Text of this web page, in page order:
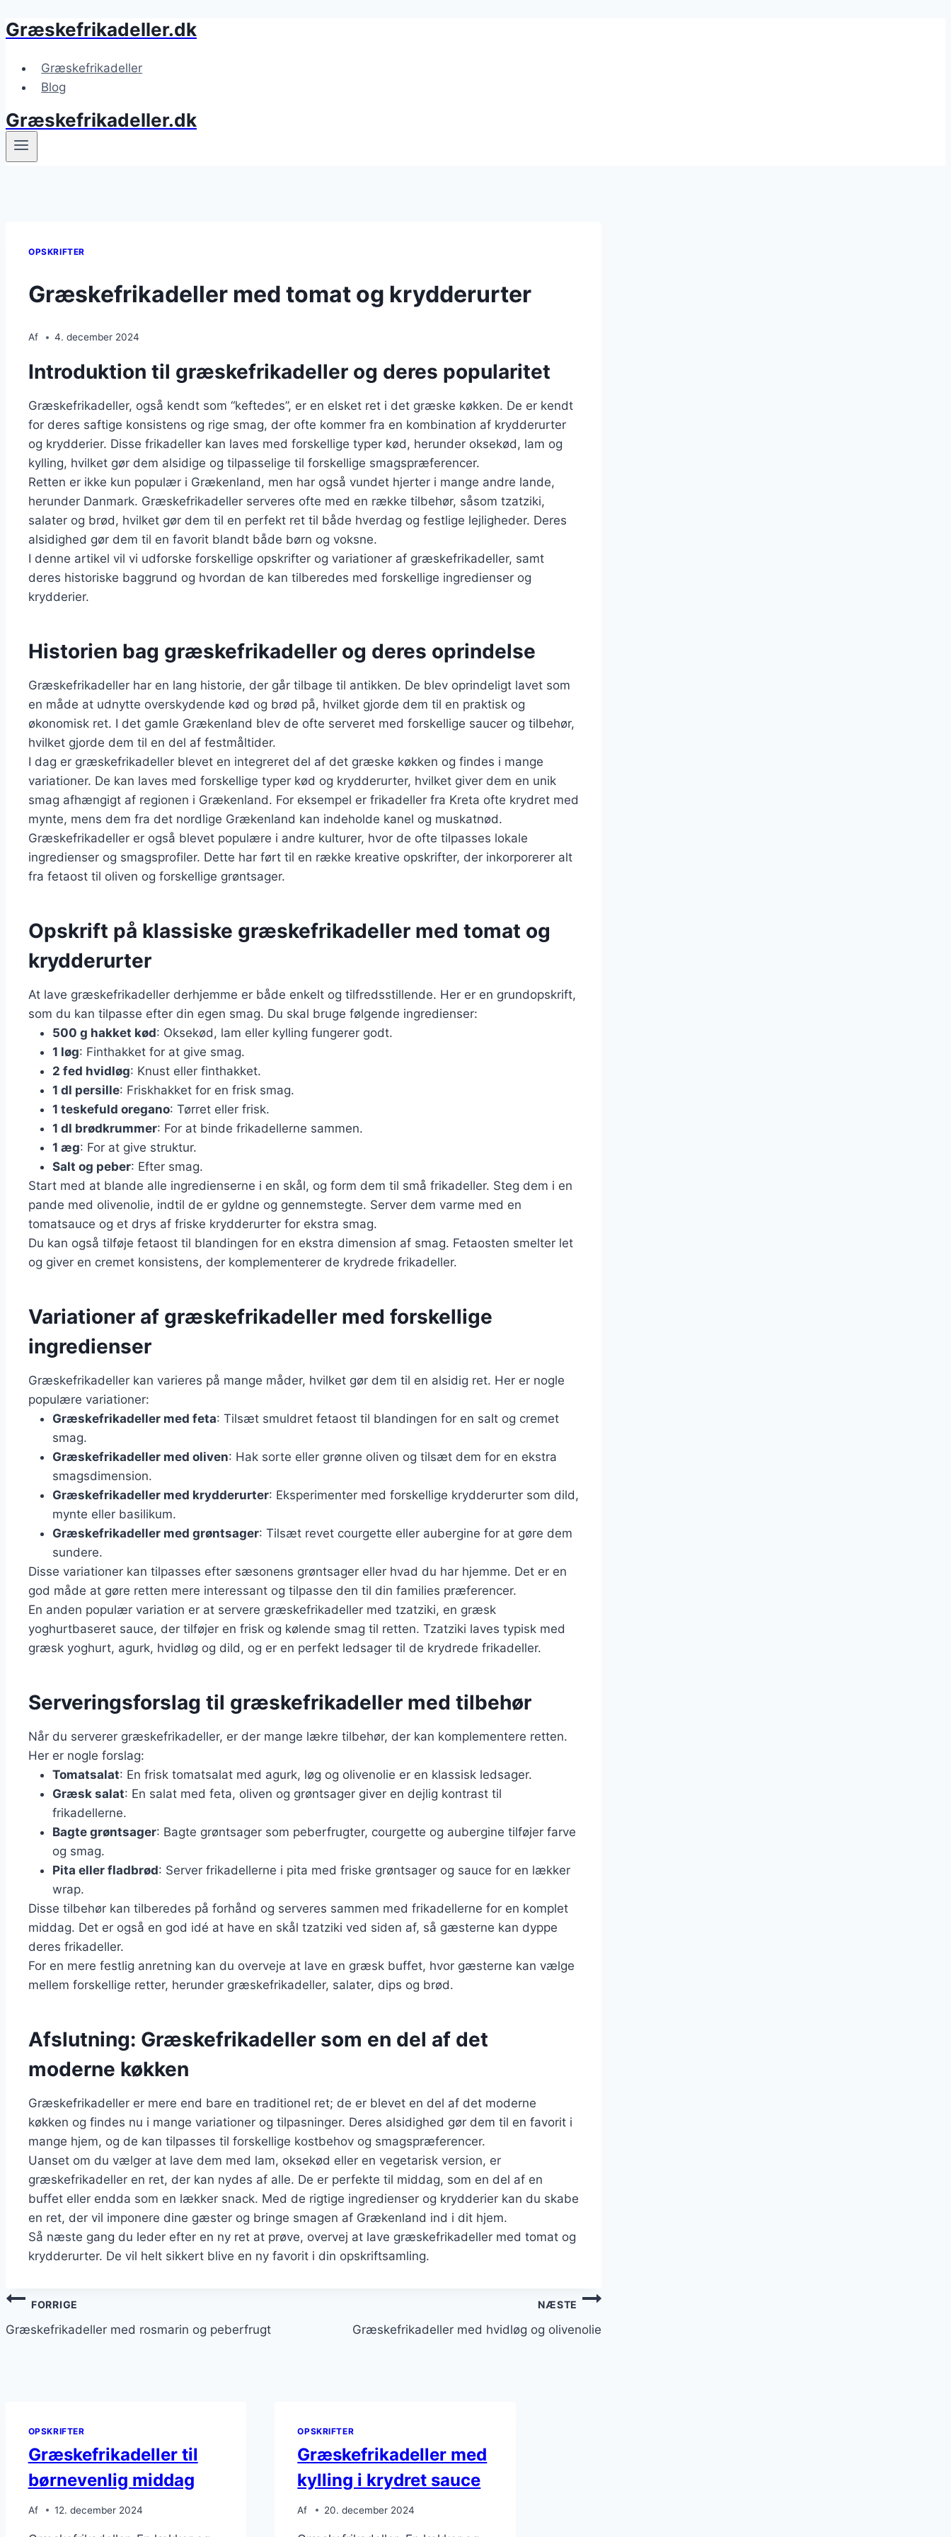
Fortsæt
indhold
Græskefrikadeller.dk
Græskefrikadeller
Blog
Græskefrikadeller.dk
OPSKRIFTER
Græskefrikadeller med tomat og krydderurter
Af 4. december 2024
Introduktion til græskefrikadeller og deres popularitet
Græskefrikadeller, også kendt som “keftedes”, er en elsket ret i det græske køkken. De er kendt
for deres saftige konsistens og rige smag, der ofte kommer fra en kombination af krydderurter
og krydderier. Disse frikadeller kan laves med forskellige typer kød, herunder oksekød, lam og
kylling, hvilket gør dem alsidige og tilpasselige til forskellige smagspræferencer.
Retten er ikke kun populær i Grækenland, men har også vundet hjerter i mange andre lande,
herunder Danmark. Græskefrikadeller serveres ofte med en række tilbehør, såsom tzatziki,
salater og brød, hvilket gør dem til en perfekt ret til både hverdag og festlige lejligheder. Deres
alsidighed gør dem til en favorit blandt både børn og voksne.
I denne artikel vil vi udforske forskellige opskrifter og variationer af græskefrikadeller, samt
deres historiske baggrund og hvordan de kan tilberedes med forskellige ingredienser og
krydderier.
Historien bag græskefrikadeller og deres oprindelse
Græskefrikadeller har en lang historie, der går tilbage til antikken. De blev oprindeligt lavet som
en måde at udnytte overskydende kød og brød på, hvilket gjorde dem til en praktisk og
økonomisk ret. I det gamle Grækenland blev de ofte serveret med forskellige saucer og tilbehør,
hvilket gjorde dem til en del af festmåltider.
I dag er græskefrikadeller blevet en integreret del af det græske køkken og findes i mange
variationer. De kan laves med forskellige typer kød og krydderurter, hvilket giver dem en unik
smag afhængigt af regionen i Grækenland. For eksempel er frikadeller fra Kreta ofte krydret med
mynte, mens dem fra det nordlige Grækenland kan indeholde kanel og muskatnød.
Græskefrikadeller er også blevet populære i andre kulturer, hvor de ofte tilpasses lokale
ingredienser og smagsprofiler. Dette har ført til en række kreative opskrifter, der inkorporerer alt
fra fetaost til oliven og forskellige grøntsager.
Opskrift på klassiske græskefrikadeller med tomat og
krydderurter
At lave græskefrikadeller derhjemme er både enkelt og tilfredsstillende. Her er en grundopskrift,
som du kan tilpasse efter din egen smag. Du skal bruge følgende ingredienser:
500 g hakket kød: Oksekød, lam eller kylling fungerer godt.
1 løg: Finthakket for at give smag.
2 fed hvidløg: Knust eller finthakket.
1 dl persille: Friskhakket for en frisk smag.
1 teskefuld oregano: Tørret eller frisk.
1 dl brødkrummer: For at binde frikadellerne sammen.
1 æg: For at give struktur.
Salt og peber: Efter smag.
Start med at blande alle ingredienserne i en skål, og form dem til små frikadeller. Steg dem i en
pande med olivenolie, indtil de er gyldne og gennemstegte. Server dem varme med en
tomatsauce og et drys af friske krydderurter for ekstra smag.
Du kan også tilføje fetaost til blandingen for en ekstra dimension af smag. Fetaosten smelter let
og giver en cremet konsistens, der komplementerer de krydrede frikadeller.
Variationer af græskefrikadeller med forskellige
ingredienser
Græskefrikadeller kan varieres på mange måder, hvilket gør dem til en alsidig ret. Her er nogle
populære variationer:
Græskefrikadeller med feta: Tilsæt smuldret fetaost til blandingen for en salt og cremet
smag.
Græskefrikadeller med oliven: Hak sorte eller grønne oliven og tilsæt dem for en ekstra
smagsdimension.
Græskefrikadeller med krydderurter: Eksperimenter med forskellige krydderurter som dild,
mynte eller basilikum.
Græskefrikadeller med grøntsager: Tilsæt revet courgette eller aubergine for at gøre dem
sundere.
Disse variationer kan tilpasses efter sæsonens grøntsager eller hvad du har hjemme. Det er en
god måde at gøre retten mere interessant og tilpasse den til din families præferencer.
En anden populær variation er at servere græskefrikadeller med tzatziki, en græsk
yoghurtbaseret sauce, der tilføjer en frisk og kølende smag til retten. Tzatziki laves typisk med
græsk yoghurt, agurk, hvidløg og dild, og er en perfekt ledsager til de krydrede frikadeller.
Serveringsforslag til græskefrikadeller med tilbehør
Når du serverer græskefrikadeller, er der mange lækre tilbehør, der kan komplementere retten.
Her er nogle forslag:
Tomatsalat: En frisk tomatsalat med agurk, løg og olivenolie er en klassisk ledsager.
Græsk salat: En salat med feta, oliven og grøntsager giver en dejlig kontrast til
frikadellerne.
Bagte grøntsager: Bagte grøntsager som peberfrugter, courgette og aubergine tilføjer farve
og smag.
Pita eller fladbrød: Server frikadellerne i pita med friske grøntsager og sauce for en lækker
wrap.
Disse tilbehør kan tilberedes på forhånd og serveres sammen med frikadellerne for en komplet
middag. Det er også en god idé at have en skål tzatziki ved siden af, så gæsterne kan dyppe
deres frikadeller.
For en mere festlig anretning kan du overveje at lave en græsk buffet, hvor gæsterne kan vælge
mellem forskellige retter, herunder græskefrikadeller, salater, dips og brød.
Afslutning: Græskefrikadeller som en del af det
moderne køkken
Græskefrikadeller er mere end bare en traditionel ret; de er blevet en del af det moderne
køkken og findes nu i mange variationer og tilpasninger. Deres alsidighed gør dem til en favorit i
mange hjem, og de kan tilpasses til forskellige kostbehov og smagspræferencer.
Uanset om du vælger at lave dem med lam, oksekød eller en vegetarisk version, er
græskefrikadeller en ret, der kan nydes af alle. De er perfekte til middag, som en del af en
buffet eller endda som en lækker snack. Med de rigtige ingredienser og krydderier kan du skabe
en ret, der vil imponere dine gæster og bringe smagen af Grækenland ind i dit hjem.
Så næste gang du leder efter en ny ret at prøve, overvej at lave græskefrikadeller med tomat og
krydderurter. De vil helt sikkert blive en ny favorit i din opskriftsamling.
Indlægsnavigation
FORRIGE
Græskefrikadeller med rosmarin og peberfrugt
NÆSTE
Græskefrikadeller med hvidløg og olivenolie
OPSKRIFTER
Græskefrikadeller til
børnevenlig middag
Af 12. december 2024
OPSKRIFTER
Græskefrikadeller med
kylling i krydret sauce
Af 20. december 2024